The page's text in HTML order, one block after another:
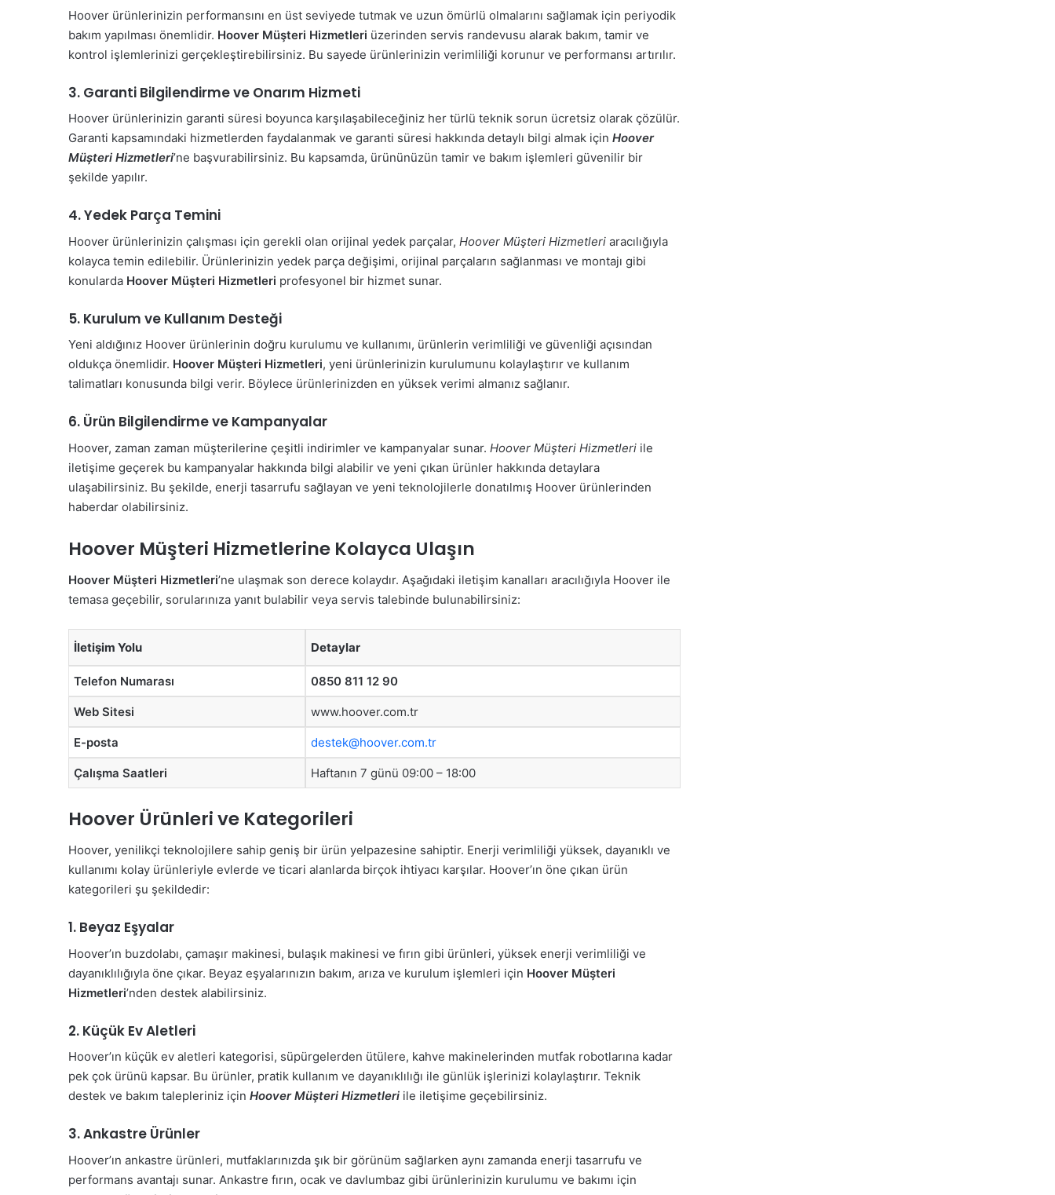
Hoover ürünlerinizin performansını en üst seviyede tutmak ve uzun ömürlü olmalarını sağlamak için periyodik
bakım yapılması önemlidir. Hoover Müşteri Hizmetleri üzerinden servis randevusu alarak bakım, tamir ve
kontrol işlemlerinizi gerçekleştirebilirsiniz. Bu sayede ürünlerinizin verimliliği korunur ve performansı artırılır.
3. Garanti Bilgilendirme ve Onarım Hizmeti
Hoover ürünlerinizin garanti süresi boyunca karşılaşabileceğiniz her türlü teknik sorun ücretsiz olarak çözülür.
Garanti kapsamındaki hizmetlerden faydalanmak ve garanti süresi hakkında detaylı bilgi almak için Hoover
Müşteri Hizmetleri’ne başvurabilirsiniz. Bu kapsamda, ürününüzün tamir ve bakım işlemleri güvenilir bir
şekilde yapılır.
4. Yedek Parça Temini
Hoover ürünlerinizin çalışması için gerekli olan orijinal yedek parçalar, Hoover Müşteri Hizmetleri aracılığıyla
kolayca temin edilebilir. Ürünlerinizin yedek parça değişimi, orijinal parçaların sağlanması ve montajı gibi
konularda Hoover Müşteri Hizmetleri profesyonel bir hizmet sunar.
5. Kurulum ve Kullanım Desteği
Yeni aldığınız Hoover ürünlerinin doğru kurulumu ve kullanımı, ürünlerin verimliliği ve güvenliği açısından
oldukça önemlidir. Hoover Müşteri Hizmetleri, yeni ürünlerinizin kurulumunu kolaylaştırır ve kullanım
talimatları konusunda bilgi verir. Böylece ürünlerinizden en yüksek verimi almanız sağlanır.
6. Ürün Bilgilendirme ve Kampanyalar
Hoover, zaman zaman müşterilerine çeşitli indirimler ve kampanyalar sunar. Hoover Müşteri Hizmetleri ile
iletişime geçerek bu kampanyalar hakkında bilgi alabilir ve yeni çıkan ürünler hakkında detaylara
ulaşabilirsiniz. Bu şekilde, enerji tasarrufu sağlayan ve yeni teknolojilerle donatılmış Hoover ürünlerinden
haberdar olabilirsiniz.
Hoover Müşteri Hizmetlerine Kolayca Ulaşın
Hoover Müşteri Hizmetleri’ne ulaşmak son derece kolaydır. Aşağıdaki iletişim kanalları aracılığıyla Hoover ile
temasa geçebilir, sorularınıza yanıt bulabilir veya servis talebinde bulunabilirsiniz:
İletişim Yolu Detaylar
Telefon Numarası 0850 811 12 90
Web Sitesi www.hoover.com.tr
E-posta destek@hoover.com.tr
Çalışma Saatleri Haftanın 7 günü 09:00 – 18:00
Hoover Ürünleri ve Kategorileri
Hoover, yenilikçi teknolojilere sahip geniş bir ürün yelpazesine sahiptir. Enerji verimliliği yüksek, dayanıklı ve
kullanımı kolay ürünleriyle evlerde ve ticari alanlarda birçok ihtiyacı karşılar. Hoover’ın öne çıkan ürün
kategorileri şu şekildedir:
1. Beyaz Eşyalar
Hoover’ın buzdolabı, çamaşır makinesi, bulaşık makinesi ve fırın gibi ürünleri, yüksek enerji verimliliği ve
dayanıklılığıyla öne çıkar. Beyaz eşyalarınızın bakım, arıza ve kurulum işlemleri için Hoover Müşteri
Hizmetleri’nden destek alabilirsiniz.
2. Küçük Ev Aletleri
Hoover’ın küçük ev aletleri kategorisi, süpürgelerden ütülere, kahve makinelerinden mutfak robotlarına kadar
pek çok ürünü kapsar. Bu ürünler, pratik kullanım ve dayanıklılığı ile günlük işlerinizi kolaylaştırır. Teknik
destek ve bakım talepleriniz için Hoover Müşteri Hizmetleri ile iletişime geçebilirsiniz.
3. Ankastre Ürünler
Hoover’ın ankastre ürünleri, mutfaklarınızda şık bir görünüm sağlarken aynı zamanda enerji tasarrufu ve
performans avantajı sunar. Ankastre fırın, ocak ve davlumbaz gibi ürünlerinizin kurulumu ve bakımı için